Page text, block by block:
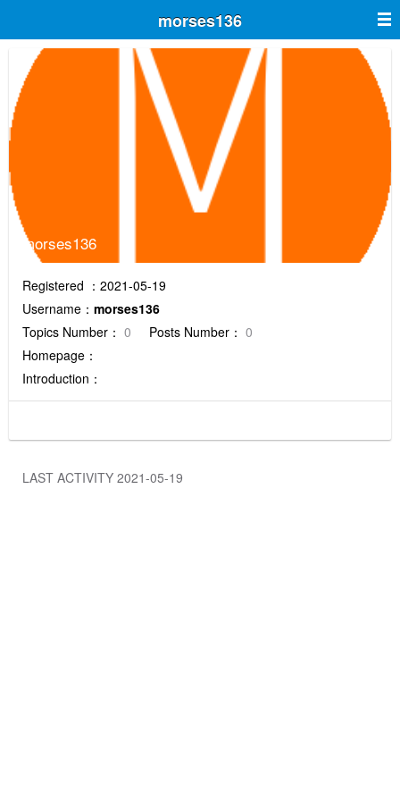
morses136
morses136
Registered ：2021-05-19
Username： morses136
Topics Number： 0 Posts Number： 0
Homepage：
Introduction：
LAST ACTIVITY 2021-05-19